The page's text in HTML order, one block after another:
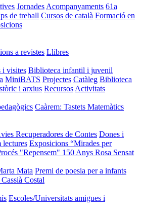
Jornades Acompanyaments 61a
de treball Cursos de català Formació en
a revistes Llibres
i visites Biblioteca infantil i juvenil
MiniBATS Projectes Catàleg Biblioteca
i arxius Recursos Activitats
Caàrem: Tastets Matemàtics
Recuperadores de Contes Dones i
lectures Exposicions “Mirades per
"Repensem" 150 Anys Rosa Sensat
Mata Premi de poesia per a infants
Costal
Escoles/Universitats amigues i